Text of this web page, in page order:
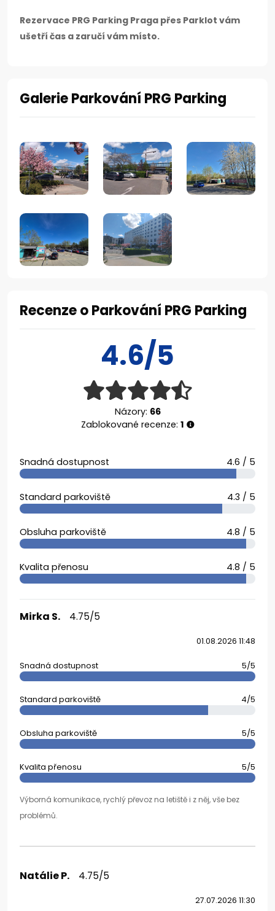
Rezervace PRG Parking Praga přes Parklot vám
ušetří čas a zaručí vám místo.
Galerie Parkování PRG Parking
Recenze o Parkování PRG Parking
4.6/5
Názory: 66
Zablokované recenze: 1
Snadná dostupnost 4.6 / 5
Standard parkoviště 4.3 / 5
Obsluha parkoviště 4.8 / 5
Kvalita přenosu 4.8 / 5
Mirka S. 4.75/5
01.08.2026 11:48
Snadná dostupnost 5/5
Standard parkoviště 4/5
Obsluha parkoviště 5/5
Kvalita přenosu 5/5
Výborná komunikace, rychlý převoz na letiště i z něj, vše bez
problémů.
Natálie P. 4.75/5
27.07.2026 11:30